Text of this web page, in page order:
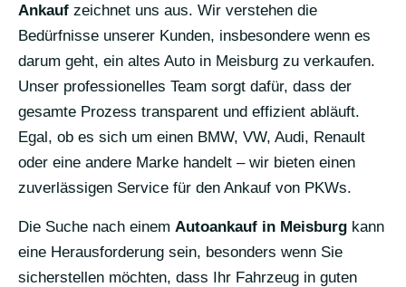
Ankauf zeichnet uns aus. Wir verstehen die
Bedürfnisse unserer Kunden, insbesondere wenn es
darum geht, ein altes Auto in Meisburg zu verkaufen.
Unser professionelles Team sorgt dafür, dass der
gesamte Prozess transparent und effizient abläuft.
Egal, ob es sich um einen BMW, VW, Audi, Renault
oder eine andere Marke handelt – wir bieten einen
zuverlässigen Service für den Ankauf von PKWs.
Die Suche nach einem Autoankauf in Meisburg kann
eine Herausforderung sein, besonders wenn Sie
sicherstellen möchten, dass Ihr Fahrzeug in guten